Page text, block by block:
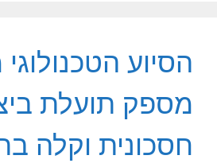
הסיוע
מספק תועלת
חסכונית וקלה